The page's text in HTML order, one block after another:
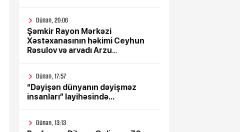
Dünən, 20:06
Şəmkir Rayon Mərkəzi
Xəstəxanasının həkimi Ceyhun
Rəsulov və arvadı Arzu
ölümü ilə bağlı Şəmkir rayon
prokrurluğunda araşdırma
aparılır
Dünən, 17:57
“Dəyişən dünyanın dəyişməz
insanları” layihəsində...
Dünən, 13:13